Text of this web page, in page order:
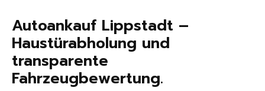
Autoankauf Lippstadt –
Haustürabholung und
transparente
Fahrzeugbewertung.